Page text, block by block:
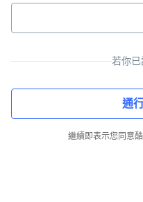
若你已
通
繼續即表示您同意